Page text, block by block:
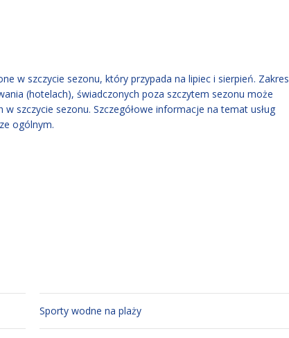
w szczycie sezonu, który przypada na lipiec i sierpień. Zakres
(hotelach), świadczonych poza szczytem sezonu może
szczycie sezonu. Szczegółowe informacje na temat usług
ogólnym.
Sporty wodne na plaży